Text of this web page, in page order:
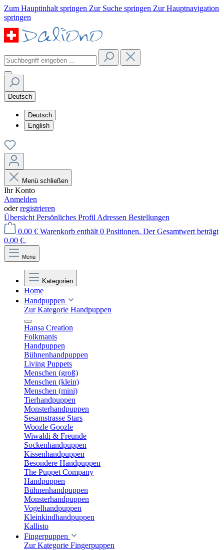
Zum Hauptinhalt springen Zur Suche springen Zur Hauptnavigation
springen
Deutsch
Deutsch
English
Menü schließen
Ihr Konto
Anmelden
oderregistrieren
Übersicht Persönliches Profil Adressen Bestellungen
0,00 € Warenkorb enthält 0 Positionen. Der Gesamtwert beträgt
0,00 €.
Menü
Kategorien
Home
Handpuppen
Zur Kategorie Handpuppen
Hansa Creation
Folkmanis
Handpuppen
Bühnenhandpuppen
Living Puppets
Menschen (groß)
Menschen (klein)
Menschen (mini)
Tierhandpuppen
Monsterhandpuppen
Sesamstrasse Stars
Woozle Goozle
Wiwaldi & Freunde
Sockenhandpuppen
Kissenhandpuppen
Besondere Handpuppen
The Puppet Company
Handpuppen
Bühnenhandpuppen
Monsterhandpuppen
Vogelhandpuppen
Kleinkindhandpuppen
Kallisto
Fingerpuppen
Zur Kategorie Fingerpuppen